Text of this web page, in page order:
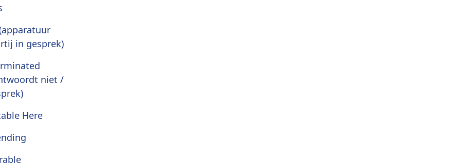
in gesprek)
niet /
Here